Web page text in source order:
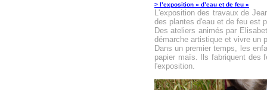
> l’exposition « d’eau et de feu »
L'exposition des travaux de
des plantes d'eau et de feu est
Des ateliers animés par
démarche artistique et vivre un
Dans un premier temps, les
papier maïs. Ils fabriquent des
l'exposition.